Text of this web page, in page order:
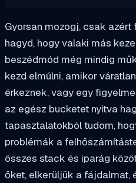
Gyorsan mozogj, csak azért
hagyd, hogy valaki más
beszédmód még mindig
kezd elmúlni, amikor
érkeznek, vagy egy
az egész bucketet nyitva
tapasztalatokból tudom,
problémák a
összes stack és iparág
őket, elkerüljük a fájdalmat,